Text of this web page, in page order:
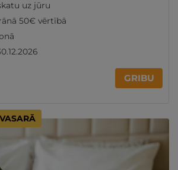
uz jūru
50€ vērtībā
GRIBU